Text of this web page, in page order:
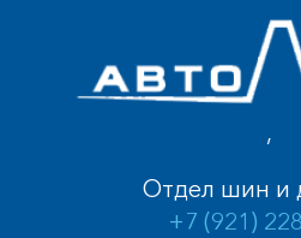
,
Отдел шин и
+7 (921)